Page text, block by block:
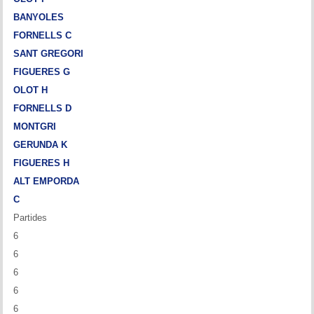
BANYOLES
FORNELLS C
SANT GREGORI
FIGUERES G
OLOT H
FORNELLS D
MONTGRI
GERUNDA K
FIGUERES H
ALT EMPORDA
C
Partides
6
6
6
6
6